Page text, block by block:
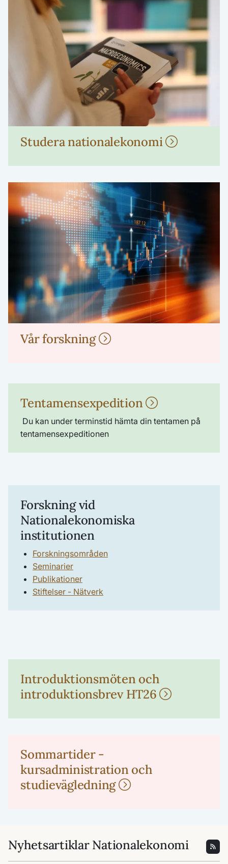
Studera nationalekonomi
Vår forskning
Tentamensexpedition
Du kan under terminstid hämta din tentamen på
tentamensexpeditionen
Forskning vid
Nationalekonomiska
institutionen
Forskningsområden
Seminarier
Publikationer
Stiftelser - Nätverk
Introduktionsmöten och
introduktionsbrev HT26
Sommartider -
kursadministration och
studievägledning
Nyhetsartiklar Nationalekonomi